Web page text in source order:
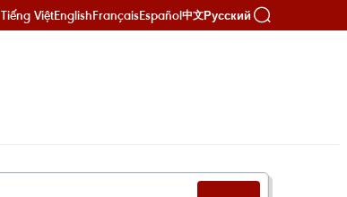
Tiếng ViệtEnglishFrançaisEspañol中文Русский